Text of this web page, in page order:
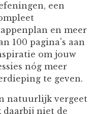
een
en meer
100 pagina's aan
om jouw
nóg meer
te geven.
natuurlijk vergeet
daarbij niet de